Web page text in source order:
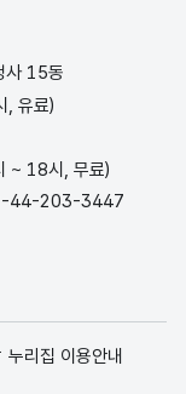
사 15동
, 유료)
~ 18시, 무료)
44-203-3447
누리집 이용안내